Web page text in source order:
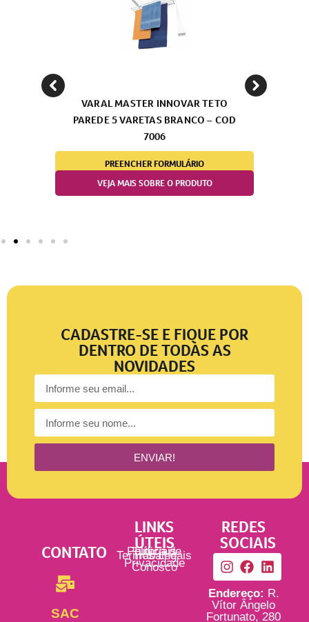
VARAL MASTER INNOVAR TETO
PAREDE 5 VARETAS BRANCO – COD
7006
PREENCHER FORMULÁRIO
VEJA MAIS SOBRE O PRODUTO
CADASTRE-SE E FIQUE POR
DENTRO DE TODAS AS
NOVIDADES
ENVIAR!
CONTATO
SAC
LINKS
ÚTEIS
Tutoriais
Política de
Privacidade
Termos Legais
Trabalhe
Conosco
REDES
SOCIAIS
Endereço: R.
Vítor Ângelo
Fortunato, 280